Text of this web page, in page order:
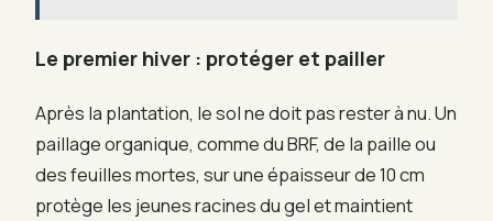
Le premier hiver : protéger et pailler
Après la plantation, le sol ne doit pas rester à nu. Un
paillage organique, comme du BRF, de la paille ou
des feuilles mortes, sur une épaisseur de 10 cm
protège les jeunes racines du gel et maintient